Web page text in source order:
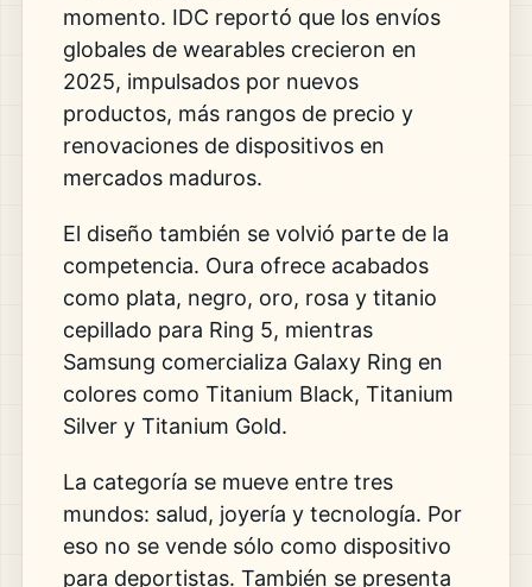
momento. IDC reportó que los envíos
globales de wearables crecieron en
2025, impulsados por nuevos
productos, más rangos de precio y
renovaciones de dispositivos en
mercados maduros.
El diseño también se volvió parte de la
competencia. Oura ofrece acabados
como plata, negro, oro, rosa y titanio
cepillado para Ring 5, mientras
Samsung comercializa Galaxy Ring en
colores como Titanium Black, Titanium
Silver y Titanium Gold.
La categoría se mueve entre tres
mundos: salud, joyería y tecnología. Por
eso no se vende sólo como dispositivo
para deportistas. También se presenta